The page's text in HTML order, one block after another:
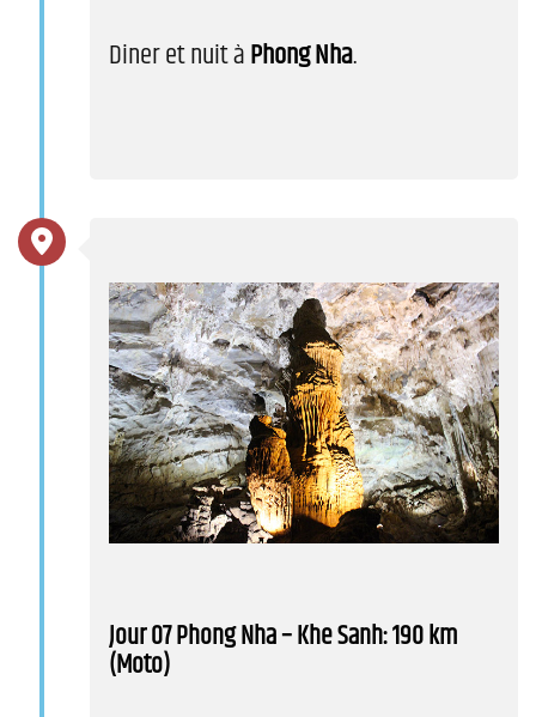
Diner et nuit àPhong Nha.
Jour 07 Phong Nha – Khe Sanh: 190 km
(Moto)